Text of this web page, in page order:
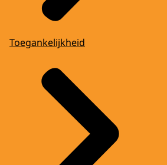
Toegankelijkheid